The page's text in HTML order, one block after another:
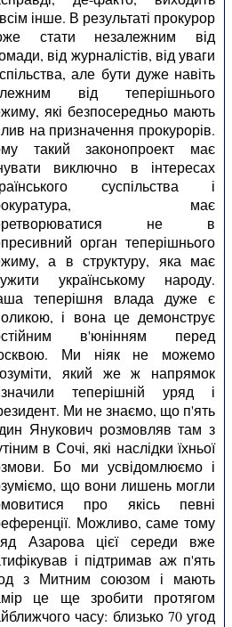
інше. В результаті прокурор
стати незалежним від
від журналістів, від уваги
але бути дуже навіть
від теперішнього
які безпосередньо мають
на призначення прокурорів.
такий законопроект має
виключно в інтересах
суспільства і
має
не в
орган теперішнього
а в структуру, яка має
українському народу.
теперішня влада дуже є
і вона це демонструє
в'юнінням перед
Ми ніяк не можемо
який же ж напрямок
теперішній уряд і
Ми не знаємо, що п'ять
Янукович розмовляв там з
в Сочі, які наслідки їхньої
Бо ми усвідомлюємо і
що вони лишень могли
про якісь певні
Можливо, саме тому
Азарова цієї середи вже
і підтримав аж п'ять
з Митним союзом і мають
це ще зробити протягом
часу: близько 70 угод